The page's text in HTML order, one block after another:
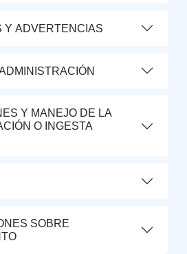
Y ADVERTENCIAS
Y MANEJO DE LA
O INGESTA
SOBRE